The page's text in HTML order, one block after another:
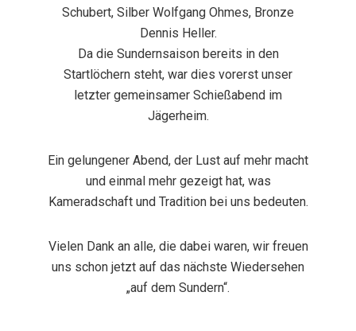
Schubert, Silber Wolfgang Ohmes, Bronze
Dennis Heller.
Da die Sundernsaison bereits in den
Startlöchern steht, war dies vorerst unser
letzter gemeinsamer Schießabend im
Jägerheim.
Ein gelungener Abend, der Lust auf mehr macht
und einmal mehr gezeigt hat, was
Kameradschaft und Tradition bei uns bedeuten.
Vielen Dank an alle, die dabei waren, wir freuen
uns schon jetzt auf das nächste Wiedersehen
„auf dem Sundern“.